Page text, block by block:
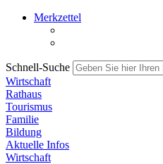
Merkzettel
Schnell-Suche
Wirtschaft
Rathaus
Tourismus
Familie
Bildung
Aktuelle Infos
Wirtschaft